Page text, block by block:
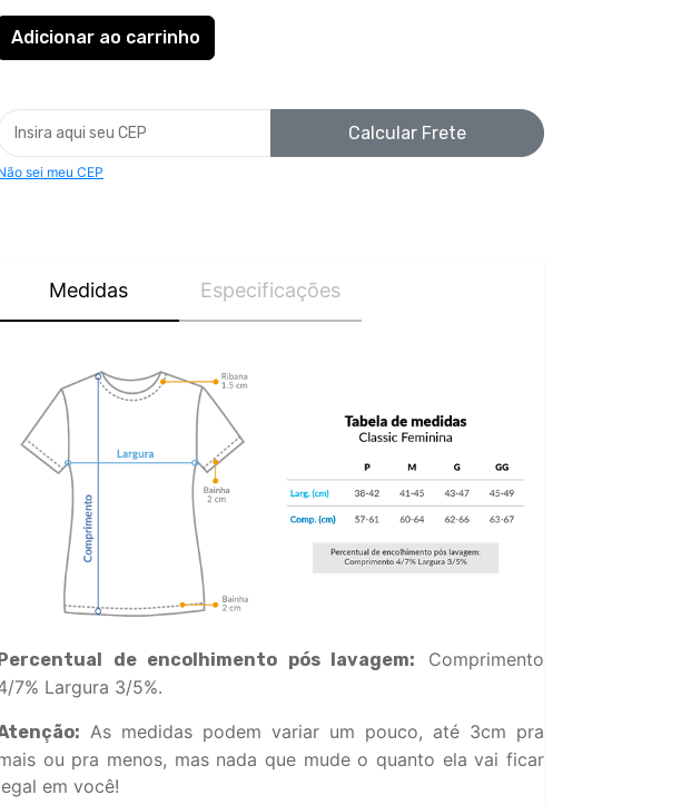
Calcular Frete
sei meu CEP
Medidas Especificações
de encolhimento pós lavagem:
Comprimento
7% Largura 3/5%.
As medidas podem variar um pouco, até 3cm pra
ou pra menos, mas nada que mude o quanto ela vai ficar
em você!